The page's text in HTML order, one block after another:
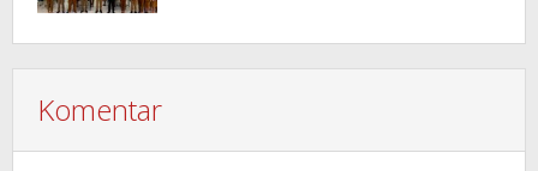
Komentar